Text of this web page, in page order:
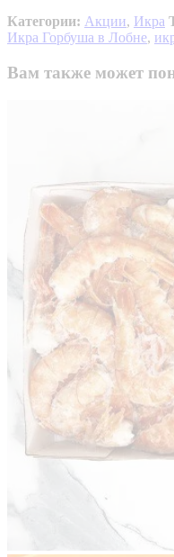
Категории: Акции, Икра
Икра Горбуша в Лобне,
Вам также может